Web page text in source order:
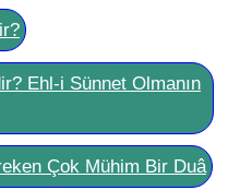
Ehl-i Sünnet Olmanın
Çok Mühim Bir Duâ